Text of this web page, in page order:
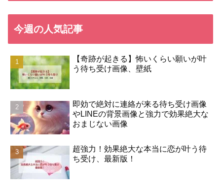
今週の人気記事
【奇跡が起きる】怖いくらい願いが叶
う待ち受け画像、壁紙
即効で絶対に連絡が来る待ち受け画像
やLINEの背景画像と強力で効果絶大な
おまじない画像
超強力！効果絶大な本当に恋が叶う待
ち受け、最新版！